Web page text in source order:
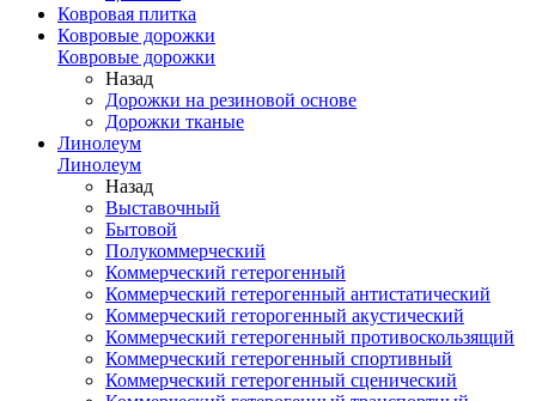
Ковровая плитка
Ковровые дорожки
Ковровые дорожки
Назад
Дорожки на резиновой основе
Дорожки тканые
Линолеум
Линолеум
Назад
Выставочный
Бытовой
Полукоммерческий
Коммерческий гетерогенный
Коммерческий гетерогенный антистатический
Коммерческий геторогенный акустический
Коммерческий гетерогенный противоскользящий
Коммерческий гетерогенный спортивный
Коммерческий гетерогенный сценический